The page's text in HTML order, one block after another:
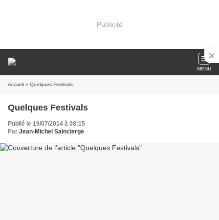
Publicité
MENU
Accueil » Quelques Festivals
Quelques Festivals
Publié le 19/07/2014 à 08:15
Par Jean-Michel Saincierge